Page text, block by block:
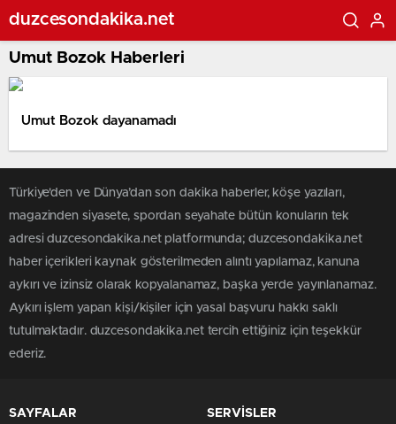
duzcesondakika.net
Umut Bozok Haberleri
Umut Bozok dayanamadı
Türkiye'den ve Dünya’dan son dakika haberler, köşe yazıları,
magazinden siyasete, spordan seyahate bütün konuların tek
adresi duzcesondakika.net platformunda; duzcesondakika.net
haber içerikleri kaynak gösterilmeden alıntı yapılamaz, kanuna
aykırı ve izinsiz olarak kopyalanamaz, başka yerde yayınlanamaz.
Aykırı işlem yapan kişi/kişiler için yasal başvuru hakkı saklı
tutulmaktadır. duzcesondakika.net tercih ettiğiniz için teşekkür
ederiz.
SAYFALAR SERVİSLER